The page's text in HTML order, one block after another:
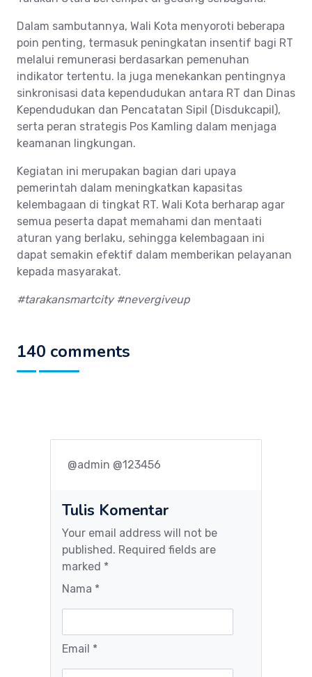
Dalam sambutannya, Wali Kota menyoroti beberapa
poin penting, termasuk peningkatan insentif bagi RT
melalui remunerasi berdasarkan pemenuhan
indikator tertentu. Ia juga menekankan pentingnya
sinkronisasi data kependudukan antara RT dan Dinas
Kependudukan dan Pencatatan Sipil (Disdukcapil),
serta peran strategis Pos Kamling dalam menjaga
keamanan lingkungan.
Kegiatan ini merupakan bagian dari upaya
pemerintah dalam meningkatkan kapasitas
kelembagaan di tingkat RT. Wali Kota berharap agar
semua peserta dapat memahami dan mentaati
aturan yang berlaku, sehingga kelembagaan ini
dapat semakin efektif dalam memberikan pelayanan
kepada masyarakat.
#tarakansmartcity #nevergiveup
140 comments
@admin @123456
Tulis Komentar
Your email address will not be
published. Required fields are
marked *
Nama *
Email *